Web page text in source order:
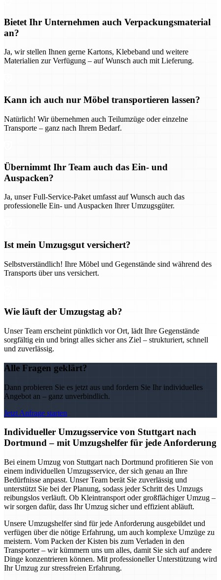
Bietet Ihr Unternehmen auch Verpackungsmaterial
an?
Ja, wir stellen Ihnen gerne Kartons, Klebeband und weitere
Materialien zur Verfügung – auf Wunsch auch mit Lieferung.
Kann ich auch nur Möbel transportieren lassen?
Natürlich! Wir übernehmen auch Teilumzüge oder einzelne
Transporte – ganz nach Ihrem Bedarf.
Übernimmt Ihr Team auch das Ein- und
Auspacken?
Ja, unser Full-Service-Paket umfasst auf Wunsch auch das
professionelle Ein- und Auspacken Ihrer Umzugsgüter.
Ist mein Umzugsgut versichert?
Selbstverständlich! Ihre Möbel und Gegenstände sind während des
Transports über uns versichert.
Wie läuft der Umzugstag ab?
Unser Team erscheint pünktlich vor Ort, lädt Ihre Gegenstände
sorgfältig ein und bringt alles sicher ans Ziel – strukturiert, schnell
und zuverlässig.
Alle Fragen geklärt?
Dann probieren Sie es jetzt aus und fordern Sie Ihr individuelles
Angebot an – ganz unverbindlich.
Jetzt Anfrage starten
Individueller Umzugsservice von Stuttgart nach
Dortmund – mit Umzugshelfer für jede Anforderung
Bei einem Umzug von Stuttgart nach Dortmund profitieren Sie von
einem individuellen Umzugsservice, der sich genau an Ihre
Bedürfnisse anpasst. Unser Team berät Sie zuverlässig und
unterstützt Sie bei der Planung, sodass jeder Schritt des Umzugs
reibungslos verläuft. Ob Kleintransport oder großflächiger Umzug –
wir sorgen dafür, dass Ihr Umzug sicher und effizient abläuft.
Unsere Umzugshelfer sind für jede Anforderung ausgebildet und
verfügen über die nötige Erfahrung, um auch komplexe Umzüge zu
meistern. Vom Packen der Kisten bis zum Verladen in den
Transporter – wir kümmern uns um alles, damit Sie sich auf andere
Dinge konzentrieren können. Mit professioneller Unterstützung wird
Ihr Umzug zur stressfreien Erfahrung.